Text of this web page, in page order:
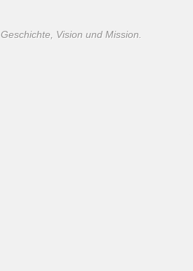
Geschichte, Vision und Mission.